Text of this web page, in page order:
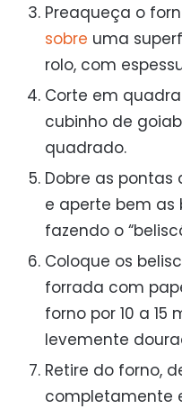
Preaqueça o
sobre uma
rolo, com
Corte em
cubinho de
quadrado.
Dobre as pontas
e aperte bem as
fazendo o
Coloque os
forrada com
forno por 10 a
levemente
Retire do forno,
completamente